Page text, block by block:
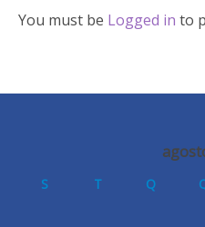
You must be Logged in to
S T Q